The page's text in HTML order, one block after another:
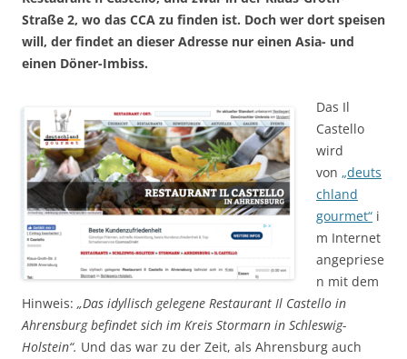
Straße 2, wo das CCA zu finden ist. Doch wer dort speisen
will, der findet an dieser Adresse nur einen Asia- und
einen Döner-Imbiss.
Das Il
Castello
wird
von „deuts
chland
gourmet“ i
m Internet
angepriese
n mit dem
Hinweis: „Das idyllisch gelegene Restaurant Il Castello in
Ahrensburg befindet sich im Kreis Stormarn in Schleswig-
Holstein“. Und das war zu der Zeit, als Ahrensburg auch